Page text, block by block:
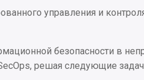
управления и
безопасности в
решая следующие